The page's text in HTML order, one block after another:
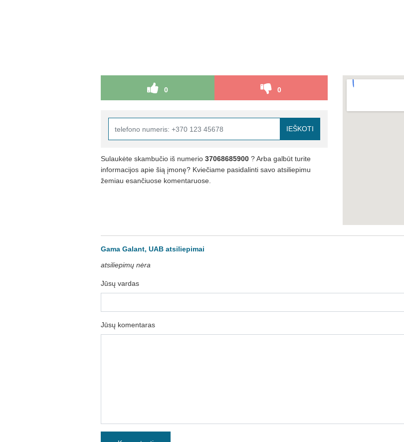
0 0
IEŠKOTI
Sulaukėte skambučio iš numerio 37068685900 ? Arba galbūt turite
informacijos apie šią įmonę? Kviečiame pasidalinti savo atsiliepimu
žemiau esančiuose komentaruose.
Gama Galant, UAB atsiliepimai
atsiliepimų nėra
Jūsų vardas
Jūsų komentaras